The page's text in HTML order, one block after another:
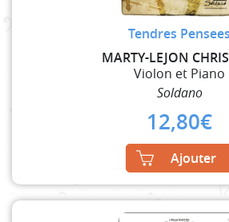
Tendres Pensees
MARTY-LEJON
Violon et Piano
Soldano
12,80€
Ajouter